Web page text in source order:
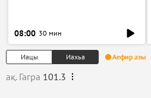
08:00 30 мин
Иацы Иахьа Аефир азы
ақ. Гагра 101.3